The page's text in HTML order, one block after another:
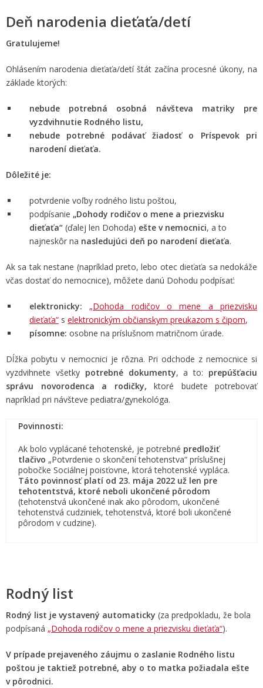
Deň narodenia dieťaťa/detí
Gratulujeme!
Ohlásením narodenia dieťaťa/detí štát začína procesné úkony, na
základe ktorých:
nebude potrebná osobná návšteva matriky pre
vyzdvihnutie Rodného listu,
nebude potrebné podávať žiadosť o Príspevok pri
narodení dieťaťa.
Dôležité je:
potvrdenie voľby rodného listu poštou,
podpísanie „Dohody rodičov o mene a priezvisku
dieťaťa“ (ďalej len Dohoda) ešte v nemocnici, a to
najneskôr na nasledujúci deň po narodení dieťaťa.
Ak sa tak nestane (napríklad preto, lebo otec dieťaťa sa nedokáže
včas dostať do nemocnice), môžete danú Dohodu podpísať:
elektronicky:
„Dohoda rodičov o mene a priezvisku
dieťaťa“ s elektronickým občianskym preukazom s čipom,
písomne: osobne na príslušnom matričnom úrade.
Dĺžka pobytu v nemocnici je rôzna. Pri odchode z nemocnice si
vyzdvihnete všetky potrebné dokumenty, a to: prepúšťaciu
správu novorodenca a rodičky, ktoré budete potrebovať
napríklad pri návšteve pediatra/gynekológa.
Povinnosti:
Ak bolo vyplácané tehotenské, je potrebné predložiť
tlačivo „Potvrdenie o skončení tehotenstva“ príslušnej
pobočke Sociálnej poisťovne, ktorá tehotenské vypláca.
Táto povinnosť platí od 23. mája 2022 už len pre
tehotentstvá, ktoré neboli ukončené pôrodom
(tehotenstvá ukončené inak ako pôrodom, ukončené
tehotenstvá cudziniek, tehotenstvá, ktoré boli ukončené
pôrodom v cudzine).
Rodný list
Rodný list je vystavený automaticky (za predpokladu, že bola
podpísaná „Dohoda rodičov o mene a priezvisku dieťaťa“).
V prípade prejaveného záujmu o zaslanie Rodného listu
poštou je taktiež potrebné, aby o to matka požiadala ešte
v pôrodnici.